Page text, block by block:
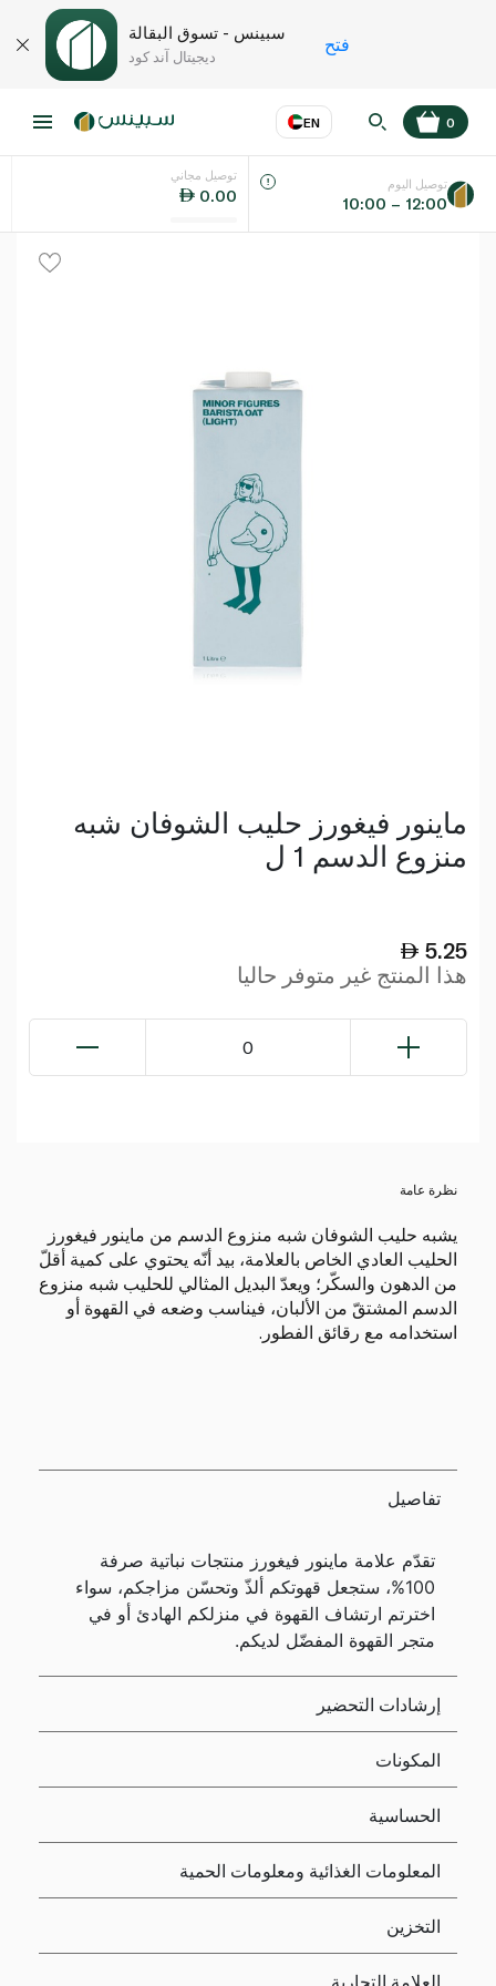
سبينس - تسوق البقالة
ديجيتال آند كود
فتح
EN
اللغة عر
0
توصيل مجاني
0.00
توصيل اليوم
10:00 – 12:00
ماينور فيغورز حليب الشوفان شبه
منزوع الدسم 1 ل
5.25
هذا المنتج غير متوفر حاليا
0
نظرة عامة
يشبه حليب الشوفان شبه منزوع الدسم من ماينور فيغورز
الحليب العادي الخاص بالعلامة، بيد أنّه يحتوي على كمية أقلّ
من الدهون والسكّر؛ ويعدّ البديل المثالي للحليب شبه منزوع
الدسم المشتقّ من الألبان، فيناسب وضعه في القهوة أو
استخدامه مع رقائق الفطور.
تفاصيل
تقدّم علامة ماينور فيغورز منتجات نباتية صرفة
100%، ستجعل قهوتكم ألذّ وتحسّن مزاجكم، سواء
اخترتم ارتشاف القهوة في منزلكم الهادئ أو في
متجر القهوة المفضّل لديكم.
إرشادات التحضير
المكونات
الحساسية
المعلومات الغذائية ومعلومات الحمية
التخزين
العلامة التجارية